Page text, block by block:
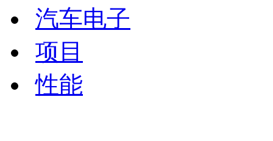
汽车电子
项目
性能